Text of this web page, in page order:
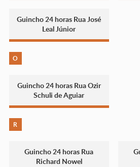
Guincho 24 horas Rua José
Leal Júnior
O
Guincho 24 horas Rua Ozir
Schuli de Aguiar
R
Guincho 24 horas Rua
Richard Nowel